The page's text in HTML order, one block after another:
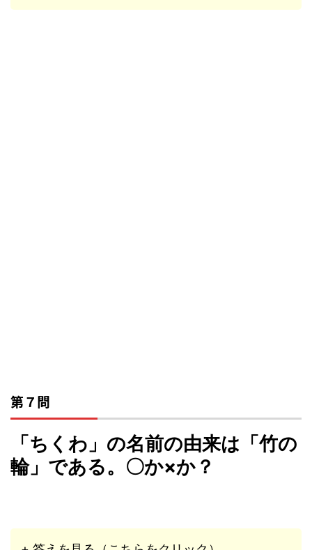
第７問
「ちくわ」の名前の由来は「竹の
輪」である。〇か×か？